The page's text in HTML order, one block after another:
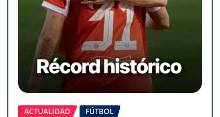
ACTUALIDAD
FÚTBOL